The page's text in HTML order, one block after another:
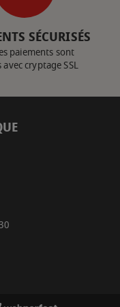
SÉCURISÉS
paiements sont
avec cryptage SSL